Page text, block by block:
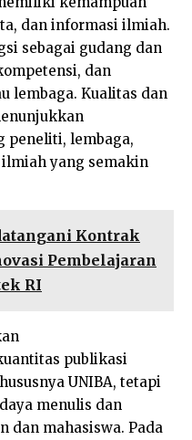
dan informasi ilmiah.
sebagai gudang dan
dan
lembaga. Kualitas dan
peneliti, lembaga,
yang semakin
Kontrak
Pembelajaran
RI
publikasi
UNIBA, tetapi
menulis dan
dan mahasiswa. Pada